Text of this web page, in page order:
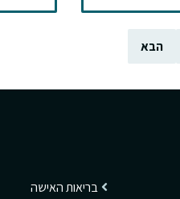
הבא
בריאות האישה